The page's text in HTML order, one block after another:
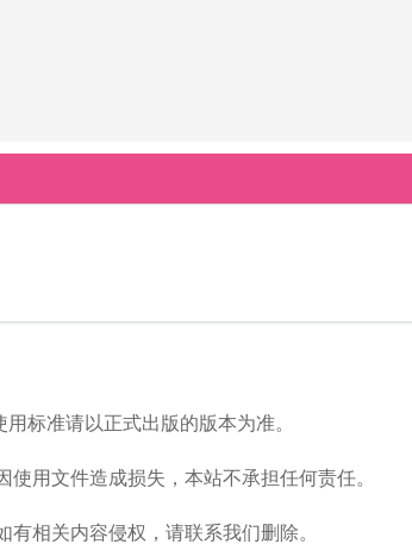
标准请以正式出版的版本为准。
用文件造成损失，本站不承担任何责任。
相关内容侵权，请联系我们删除。